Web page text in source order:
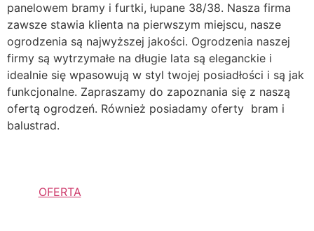
panelowem bramy i furtki, łupane 38/38. Nasza firma
zawsze stawia klienta na pierwszym miejscu, nasze
ogrodzenia są najwyższej jakości. Ogrodzenia naszej
firmy są wytrzymałe na długie lata są eleganckie i
idealnie się wpasowują w styl twojej posiadłości i są jak
funkcjonalne. Zapraszamy do zapoznania się z naszą
ofertą ogrodzeń. Również posiadamy oferty bram i
balustrad.
OFERTA